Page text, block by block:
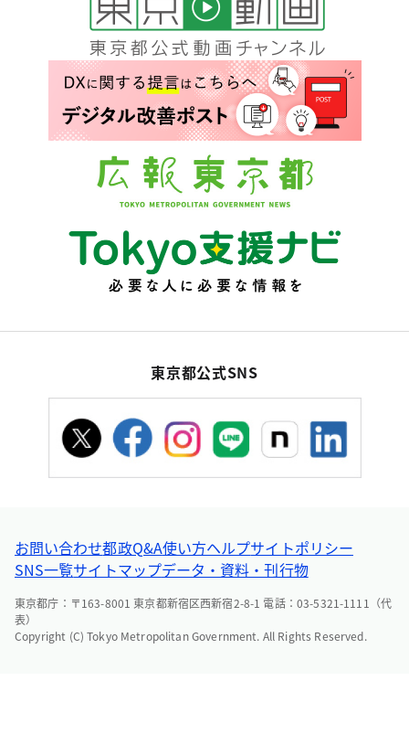
東京都公式SNS
お問い合わせ都政Q&A使い方ヘルプサイトポリシー
SNS一覧サイトマップデータ・資料・刊行物
東京都庁：〒163-8001 東京都新宿区西新宿2-8-1 電話：03-5321-1111（代
表）
Copyright (C) Tokyo Metropolitan Government. All Rights Reserved.